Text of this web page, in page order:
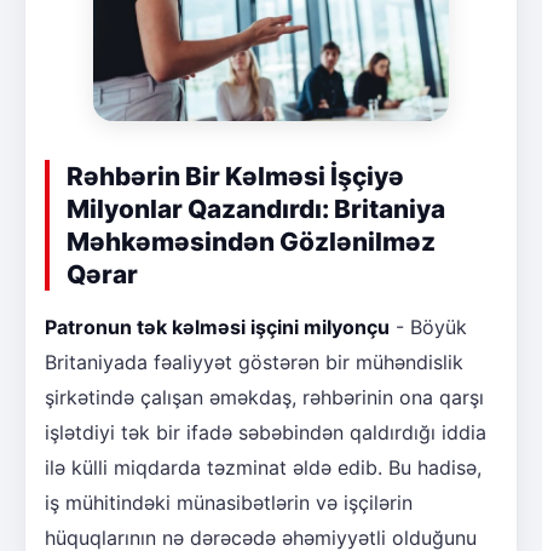
Rəhbərin Bir Kəlməsi İşçiyə
Milyonlar Qazandırdı: Britaniya
Məhkəməsindən Gözlənilməz
Qərar
Patronun tək kəlməsi işçini milyonçu - Böyük
Britaniyada fəaliyyət göstərən bir mühəndislik
şirkətində çalışan əməkdaş, rəhbərinin ona qarşı
işlətdiyi tək bir ifadə səbəbindən qaldırdığı iddia
ilə külli miqdarda təzminat əldə edib. Bu hadisə,
iş mühitindəki münasibətlərin və işçilərin
hüquqlarının nə dərəcədə əhəmiyyətli olduğunu